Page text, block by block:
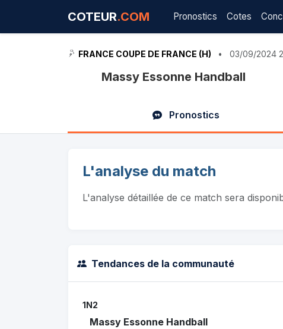
COTEUR.COM Pronostics Cotes
FRANCE COUPE DE FRANCE (H) • 03/09/2024
Massy Essonne Handball
Pronostics
L'analyse du match
L'analyse détaillée de ce match sera
Tendances de la communauté
1N2
Massy Essonne Handball